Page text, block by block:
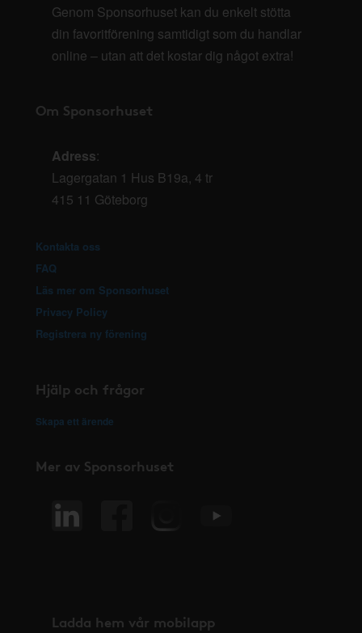
Genom Sponsorhuset kan du enkelt stötta
din favoritförening samtidigt som du handlar
online – utan att det kostar dig något extra!
Om Sponsorhuset
Adress:
Lagergatan 1 Hus B19a, 4 tr
415 11 Göteborg
Kontakta oss
FAQ
Läs mer om Sponsorhuset
Privacy Policy
Registrera ny förening
Hjälp och frågor
Skapa ett ärende
Mer av Sponsorhuset
Ladda hem vår mobilapp